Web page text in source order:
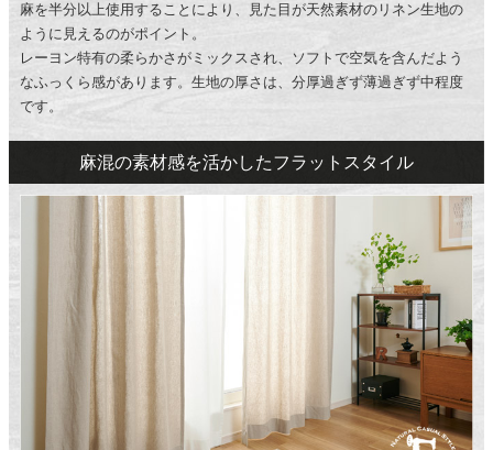
麻を半分以上使用することにより、見た目が天然素材のリネン生地の
ように見えるのがポイント。
レーヨン特有の柔らかさがミックスされ、ソフトで空気を含んだよう
なふっくら感があります。生地の厚さは、分厚過ぎず薄過ぎず中程度
です。
麻混の素材感を活かしたフラットスタイル